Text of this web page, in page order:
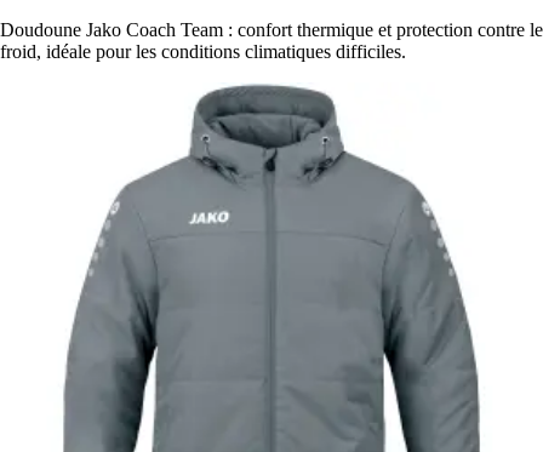
Doudoune Jako Coach Team : confort thermique et protection contre le
froid, idéale pour les conditions climatiques difficiles.